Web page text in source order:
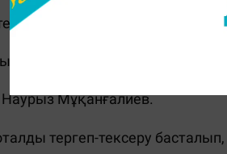
Мейрамгүл Қарабалина;
Мұқанғалиев.
тергеп-тексеру